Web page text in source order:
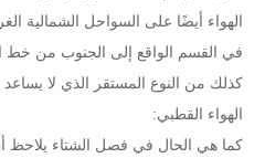
الهواء أيضًا على السواحل الشمالية
في القسم الواقع إلى الجنوب من خط
كذلك من النوع المستقر الذي لا
الهواء القطبي:
كما هي الحال في فصل الشتاء يلاحظ